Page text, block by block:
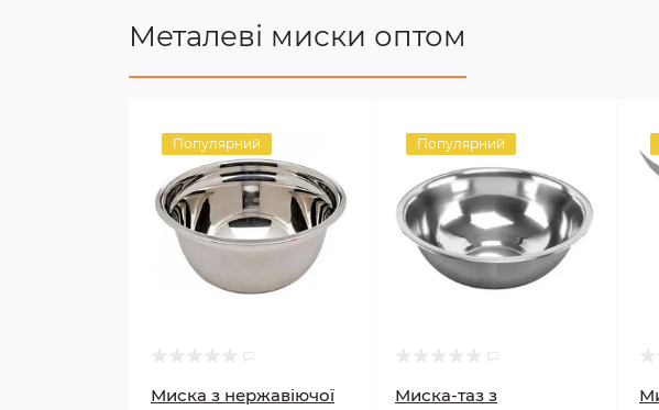
Металеві миски оптом
Популярний
Миска з нержавіючої
Популярний
Миска-таз з